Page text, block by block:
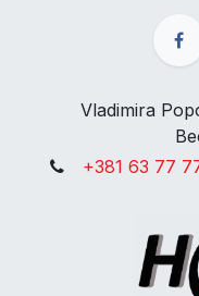
Vladimira
+381 63 77